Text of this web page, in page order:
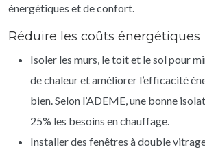
énergétiques et de confort.
Réduire les coûts énergétiques
Isoler les murs, le toit et le sol pour
de chaleur et améliorer l’efficacité
bien. Selon l’ADEME, une bonne
25% les besoins en chauffage.
Installer des fenêtres à double